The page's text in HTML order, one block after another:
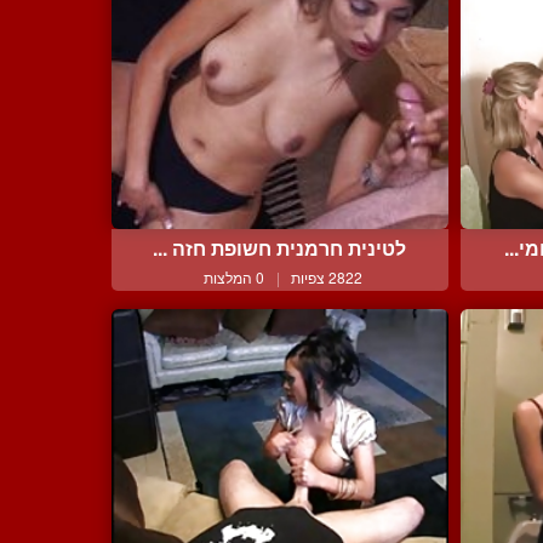
לטינית חרמנית חשופת חזה ...
2822 צפיות | 0 המלצות